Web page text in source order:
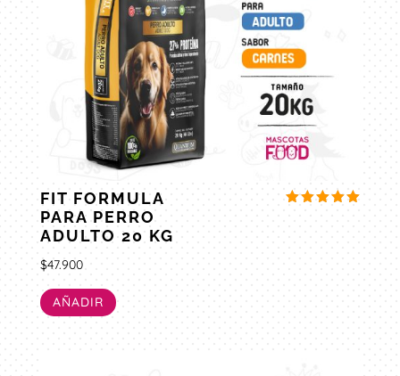
FIT FORMULA
PARA PERRO
ADULTO 20 KG
$47.900
AÑADIR